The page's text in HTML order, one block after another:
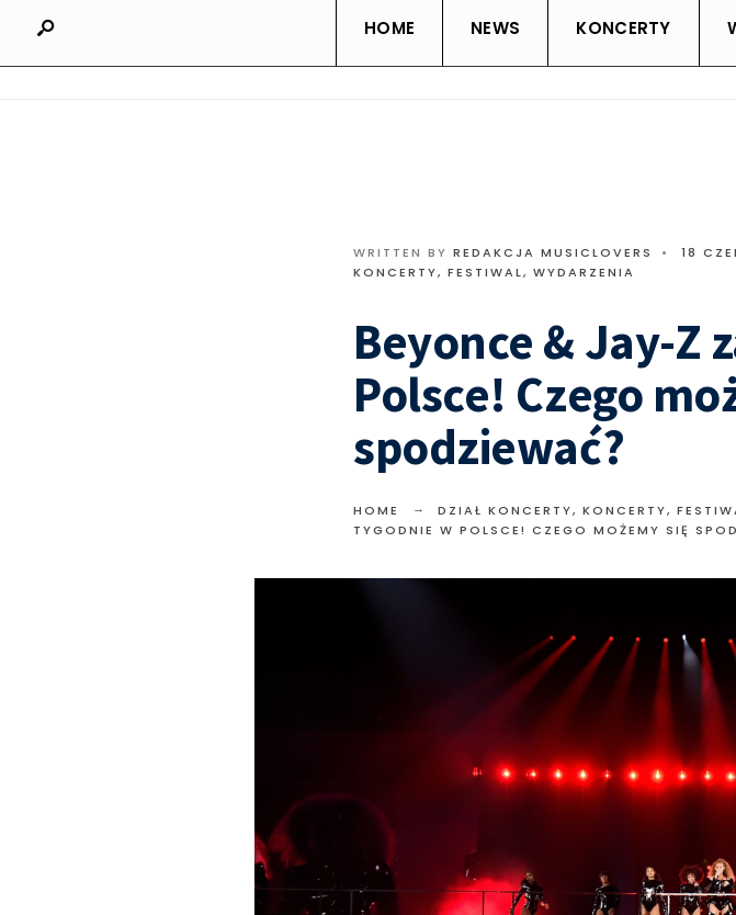
HOME NEWS KONCERTY
WRITTEN BY REDAKCJA MUSICLOVERS • 18
KONCERTY, FESTIWAL, WYDARZENIA
Beyonce & Jay-Z
Polsce! Czego
spodziewać?
HOME DZIAŁ KONCERTY, KONCERTY,
TYGODNIE W POLSCE! CZEGO MOŻEMY SIĘ